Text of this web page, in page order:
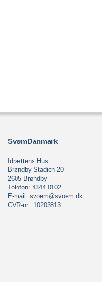
SvømDanmark
Idrættens Hus
Brøndby Stadion 20
2605 Brøndby
Telefon: 4344 0102
E-mail: svoem@svoem.dk
CVR-nr.: 10203813